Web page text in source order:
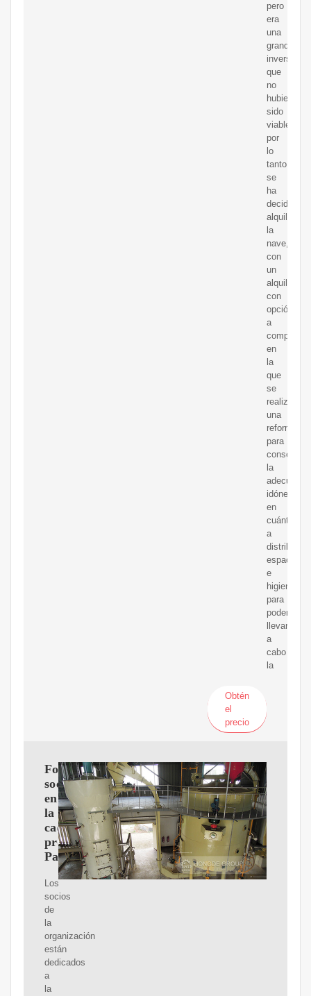
pero
era
una
grandísima
inversión
que
no
hubiera
sido
viable,
por
lo
tanto,
se
ha
decidido
alquilar
la
nave,
con
un
alquiler
con
opción
a
compra,
en
la
que
se
realizar
una
reforma
para
conseguir
la
idónea
en
cuánto
a
espacio
e
higiene
para
poder
llevar
a
cabo
la
Obtén
el
precio
Fortalecimiento
social
en
la
cadena
productiva
Palma
Los
socios
de
la
organización
están
dedicados
a
la